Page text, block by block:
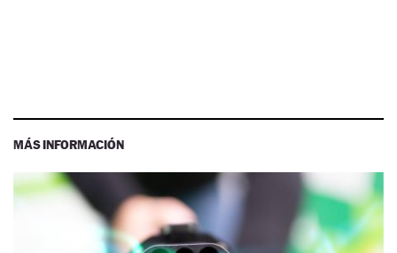
MÁS INFORMACIÓN